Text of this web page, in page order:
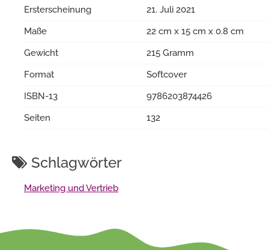
Ersterscheinung
21. Juli 2021
Maße
22 cm x 15 cm x 0.8 cm
Gewicht
215 Gramm
Format
Softcover
ISBN-13
9786203874426
Seiten
132
Schlagwörter
Marketing und Vertrieb